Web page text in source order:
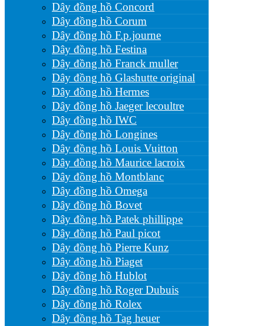
Dây đồng hồ Concord
Dây đồng hồ Corum
Dây đồng hồ F.p.journe
Dây đồng hồ Festina
Dây đồng hồ Franck muller
Dây đồng hồ Glashutte original
Dây đồng hồ Hermes
Dây đồng hồ Jaeger lecoultre
Dây đồng hồ IWC
Dây đồng hồ Longines
Dây đồng hồ Louis Vuitton
Dây đồng hồ Maurice lacroix
Dây đồng hồ Montblanc
Dây đồng hồ Omega
Dây đồng hồ Bovet
Dây đồng hồ Patek phillippe
Dây đồng hồ Paul picot
Dây đồng hồ Pierre Kunz
Dây đồng hồ Piaget
Dây đồng hồ Hublot
Dây đồng hồ Roger Dubuis
Dây đồng hồ Rolex
Dây đồng hồ Tag heuer